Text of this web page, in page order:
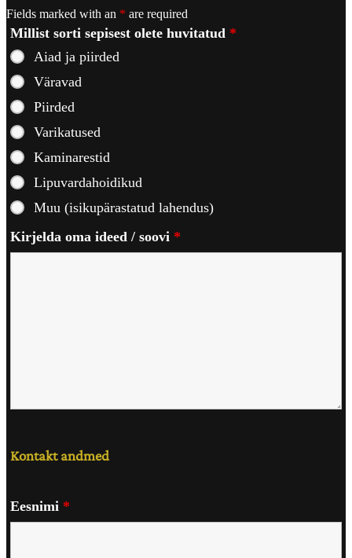
Fields marked with an * are required
Millist sorti sepisest olete huvitatud *
Aiad ja piirded
Väravad
Piirded
Varikatused
Kaminarestid
Lipuvardahoidikud
Muu (isikupärastatud lahendus)
Kirjelda oma ideed / soovi *
Kontakt andmed
Eesnimi *